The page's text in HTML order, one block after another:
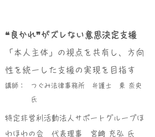
❝良かれ❞がズレない意思決定支援
「本人主体」の視点を共有し、方向
性を統一した支援の実現を目指す
講師：
つぐみ法律事務所 弁護士 東 奈央
氏
特定非営利活動法人サポートグループほ
わほわの会 代表理事 宮﨑 充弘 氏